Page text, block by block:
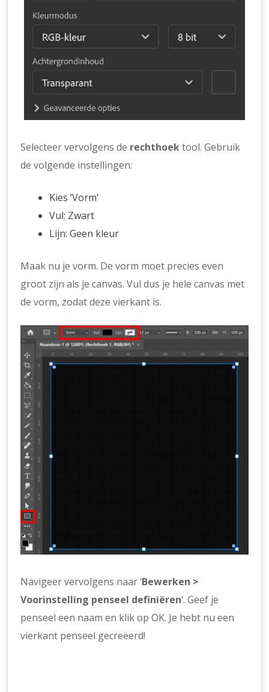
Selecteer vervolgens de rechthoektool. Gebruik
de volgende instellingen:
Kies ‘Vorm’
Vul: Zwart
Lijn: Geen kleur
Maak nu je vorm. De vorm moet precies even
groot zijn als je canvas. Vul dus je hele canvas met
de vorm, zodat deze vierkant is.
Navigeer vervolgens naar ‘Bewerken >
Voorinstelling penseel definiëren‘. Geef je
penseel een naam en klik op OK. Je hebt nu een
vierkant penseel gecreëerd!